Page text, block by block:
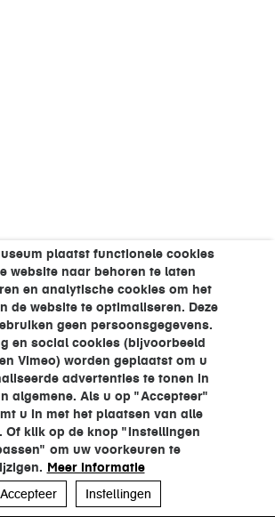
plaatst functionele cookies
website naar behoren te laten
en analytische cookies om het
de website te optimaliseren. Deze
geen persoonsgegevens.
en social cookies (bijvoorbeeld
Vimeo) worden geplaatst om u
advertenties te tonen in
algemene. Als u op "Accepteer"
u in met het plaatsen van alle
Of klik op de knop "Instellingen
om uw voorkeuren te
Meer informatie
Accepteer
Instellingen